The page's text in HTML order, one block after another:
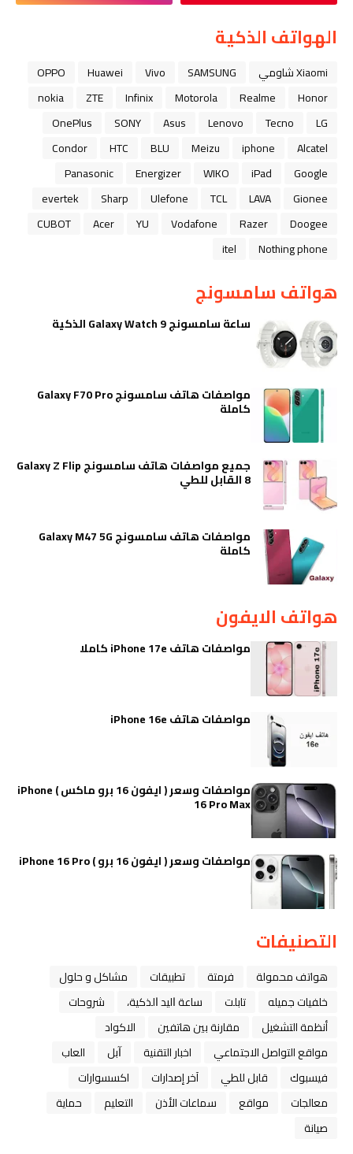
الهواتف الذكية
Xiaomi شاومي SAMSUNG
Vivo
Huawei
OPPO
Honor
Realme
Motorola
Infinix
ZTE
nokia
LG
Tecno
Lenovo
Asus
SONY
OnePlus
Alcatel
iphone
Meizu
BLU
HTC
Condor
Google
iPad
WIKO
Energizer
Panasonic
Gionee
LAVA
TCL
Ulefone
Sharp
evertek
Doogee
Razer
Vodafone
YU
Acer
CUBOT
Nothing phone
itel
هواتف سامسونج
ساعة سامسونج Galaxy Watch 9 الذكية
مواصفات هاتف سامسونج Galaxy F70 Pro
كاملة
جميع مواصفات هاتف سامسونج Galaxy Z Flip
8 القابل للطي
مواصفات هاتف سامسونج Galaxy M47 5G
كاملة
هواتف الايفون
مواصفات هاتف iPhone 17e كاملا
مواصفات هاتف iPhone 16e
مواصفات وسعر ( ايفون 16 برو ماكس ) iPhone
16 Pro Max
مواصفات وسعر ( ايفون 16 برو ) iPhone 16 Pro
التصنيفات
هواتف محمولة فرمتة تطبيقات
مشاكل و حلول
خلفيات جميله
تابلت ﺳﺎﻋﺔ ﺍﻟﻴﺪ ﺍﻟﺬﻛﻴﺔ،
شروحات
أنظمة التشغيل
مقارنة بين هاتفين
الاكواد
مواقع التواصل الاجتماعي
اخبار التقنية ﺁﺑﻞ
العاب
فيسبوك
قابل للطي آخر إصدارات
اكسسوارات
معالجات
مواقع سماعات الأذن التعليم
حماية
صيانة